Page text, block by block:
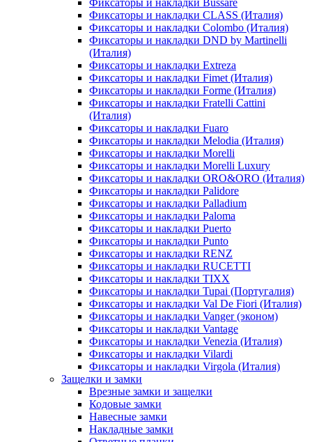
Фиксаторы и накладки Bussare
Фиксаторы и накладки CLASS (Италия)
Фиксаторы и накладки Colombo (Италия)
Фиксаторы и накладки DND by Martinelli
(Италия)
Фиксаторы и накладки Extreza
Фиксаторы и накладки Fimet (Италия)
Фиксаторы и накладки Forme (Италия)
Фиксаторы и накладки Fratelli Cattini
(Италия)
Фиксаторы и накладки Fuaro
Фиксаторы и накладки Melodia (Италия)
Фиксаторы и накладки Morelli
Фиксаторы и накладки Morelli Luxury
Фиксаторы и накладки ORO&ORO (Италия)
Фиксаторы и накладки Palidore
Фиксаторы и накладки Palladium
Фиксаторы и накладки Paloma
Фиксаторы и накладки Puerto
Фиксаторы и накладки Punto
Фиксаторы и накладки RENZ
Фиксаторы и накладки RUCETTI
Фиксаторы и накладки TIXX
Фиксаторы и накладки Tupai (Португалия)
Фиксаторы и накладки Val De Fiori (Италия)
Фиксаторы и накладки Vanger (эконом)
Фиксаторы и накладки Vantage
Фиксаторы и накладки Venezia (Италия)
Фиксаторы и накладки Vilardi
Фиксаторы и накладки Virgola (Италия)
Защелки и замки
Врезные замки и защелки
Кодовые замки
Навесные замки
Накладные замки